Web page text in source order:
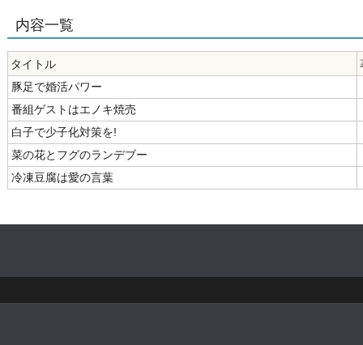
内容一覧
タイトル
豚足で婚活パワー
番組ゲストはエノキ焼売
白子で少子化対策を!
菜の花とフグのランデブー
冷凍豆腐は愛の言葉